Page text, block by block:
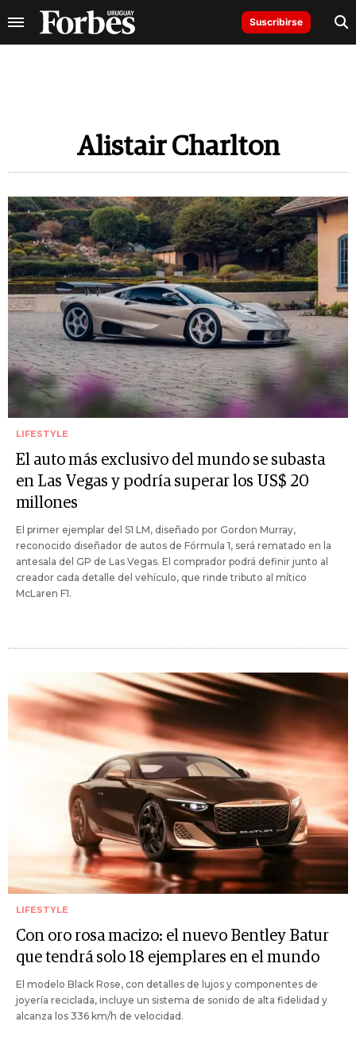
Suscribirse
Alistair Charlton
LIFESTYLE
El auto más exclusivo del mundo se subasta
en Las Vegas y podría superar los US$ 20
millones
El primer ejemplar del S1 LM, diseñado por Gordon Murray,
reconocido diseñador de autos de Fórmula 1, será rematado en la
antesala del GP de Las Vegas. El comprador podrá definir junto al
creador cada detalle del vehículo, que rinde tributo al mítico
McLaren F1.
LIFESTYLE
Con oro rosa macizo: el nuevo Bentley Batur
que tendrá solo 18 ejemplares en el mundo
El modelo Black Rose, con detalles de lujos y componentes de
joyería reciclada, incluye un sistema de sonido de alta fidelidad y
alcanza los 336 km/h de velocidad.